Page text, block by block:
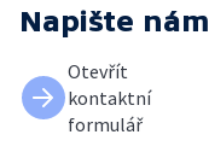
Napište nám
Otevřít
kontaktní
formulář